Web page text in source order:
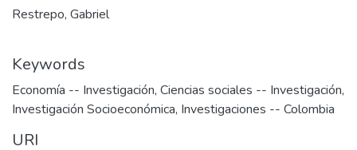
Restrepo, Gabriel
Keywords
Economía -- Investigación, Ciencias sociales -- Investigación,
Investigación Socioeconómica, Investigaciones -- Colombia
URI